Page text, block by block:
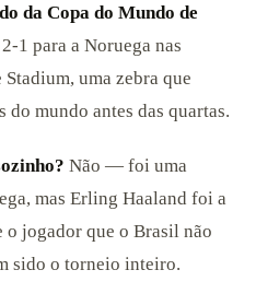
da Copa do Mundo de
1 para a Noruega nas
uma zebra que
do mundo antes das quartas.
Não — foi uma
mas Erling Haaland foi a
o jogador que o Brasil não
sido o torneio inteiro.